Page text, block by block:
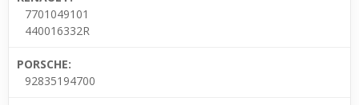
7701049101
440016332R
PORSCHE:
92835194700